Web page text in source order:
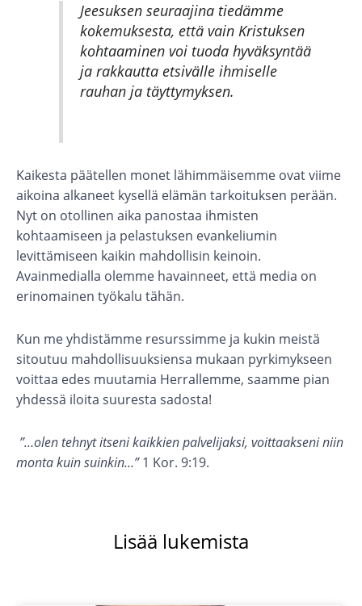
Jeesuksen seuraajina tiedämme
kokemuksesta, että vain Kristuksen
kohtaaminen voi tuoda hyväksyntää
ja rakkautta etsivälle ihmiselle
rauhan ja täyttymyksen.
Kaikesta päätellen monet lähimmäisemme ovat viime
aikoina alkaneet kysellä elämän tarkoituksen perään.
Nyt on otollinen aika panostaa ihmisten
kohtaamiseen ja pelastuksen evankeliumin
levittämiseen kaikin mahdollisin keinoin.
Avainmedialla olemme havainneet, että media on
erinomainen työkalu tähän.
Kun me yhdistämme resurssimme ja kukin meistä
sitoutuu mahdollisuuksiensa mukaan pyrkimykseen
voittaa edes muutamia Herrallemme, saamme pian
yhdessä iloita suuresta sadosta!
”…olen tehnyt itseni kaikkien palvelijaksi, voittaakseni niin
monta kuin suinkin…”1 Kor. 9:19.
Lisää lukemista